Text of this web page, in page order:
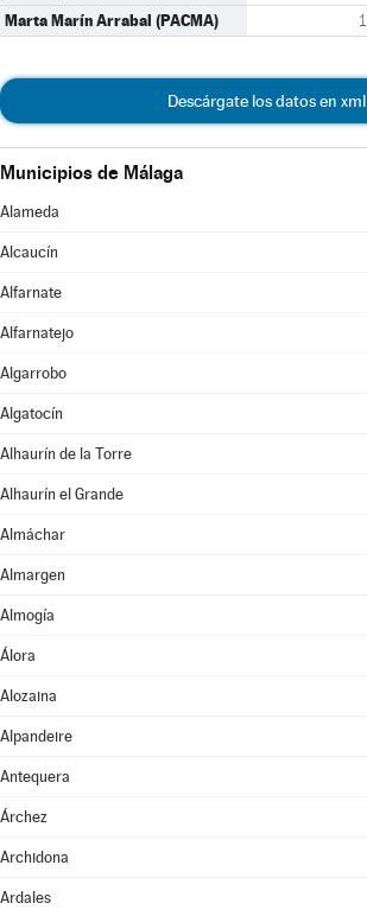
Marta Marín Arrabal (PACMA) 1
Descárgate los datos en xml
Municipios de Málaga
Alameda
Alcaucín
Alfarnate
Alfarnatejo
Algarrobo
Algatocín
Alhaurín de la Torre
Alhaurín el Grande
Almáchar
Almargen
Almogía
Álora
Alozaina
Alpandeire
Antequera
Árchez
Archidona
Ardales